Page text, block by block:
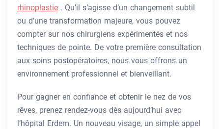
rhinoplastie . Qu’il s’agisse d’un changement subtil
ou d’une transformation majeure, vous pouvez
compter sur nos chirurgiens expérimentés et nos
techniques de pointe. De votre première consultation
aux soins postopératoires, nous vous offrons un
environnement professionnel et bienveillant.
Pour gagner en confiance et obtenir le nez de vos
rêves, prenez rendez-vous dès aujourd’hui avec
l’hôpital Erdem. Un nouveau visage, un simple appel